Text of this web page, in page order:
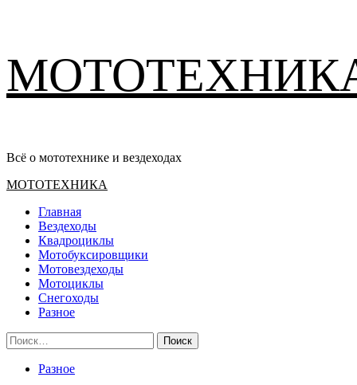
содержимому
Всё о мототехнике и вездеходах
Основное
МОТОТЕХНИКА
Главная
Вездеходы
Квадроциклы
Мотобуксировщики
Мотовездеходы
Мотоциклы
Снегоходы
Разное
Найти:
Разное